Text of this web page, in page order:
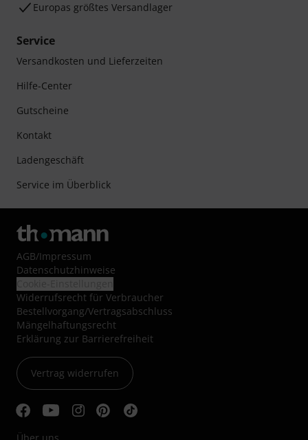
Europas größtes Versandlager
Service
Versandkosten und Lieferzeiten
Hilfe-Center
Gutscheine
Kontakt
Ladengeschäft
Service im Überblick
AGB/Impressum
Datenschutzhinweise
Widerrufsrecht für Verbraucher
Bestellvorgang/Vertragsabschluss
Mängelhaftungsrecht
Erklärung zur Barrierefreiheit
Vertrag widerrufen